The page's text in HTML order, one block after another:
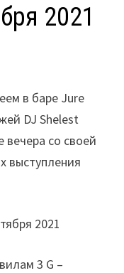
2021
в баре Jure
DJ Shelest
со своей
выступления
2021
3 G –